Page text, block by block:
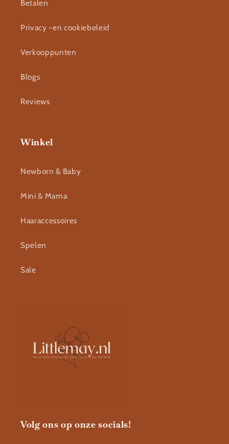
Betalen
Privacy -en cookiebeleid
Verkooppunten
Blogs
Reviews
Winkel
Newborn & Baby
Mini & Mama
Haaraccessoires
Spelen
Sale
Volg ons op onze socials!